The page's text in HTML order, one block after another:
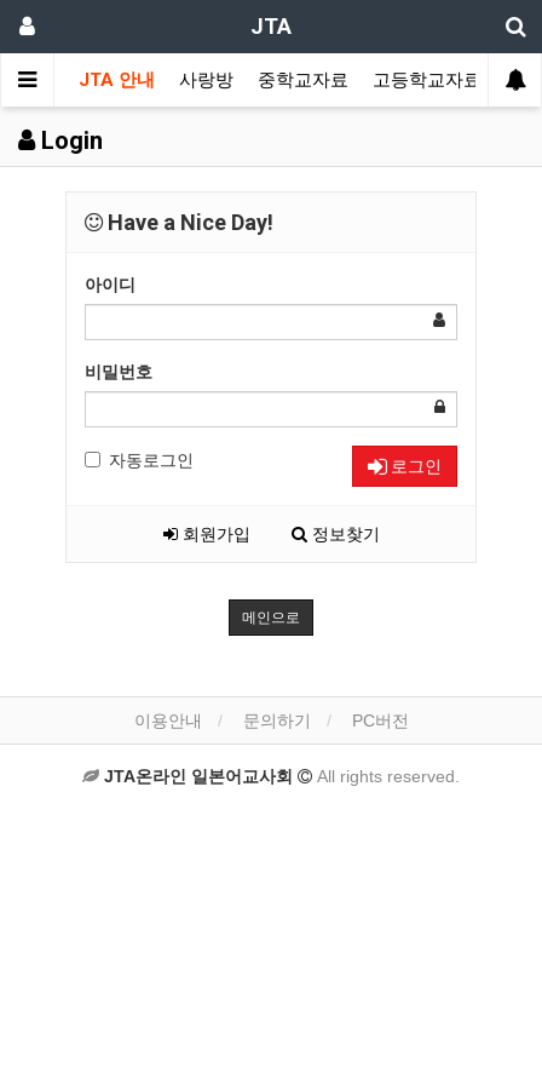
JTA
JTA 안내 사랑방 중학교자료 고등학교자료 멀
Login
Have a Nice Day!
아이디
비밀번호
자동로그인 로그인
회원가입 정보찾기
메인으로
이용안내 문의하기 PC버전
JTA온라인 일본어교사회 All rights reserved.